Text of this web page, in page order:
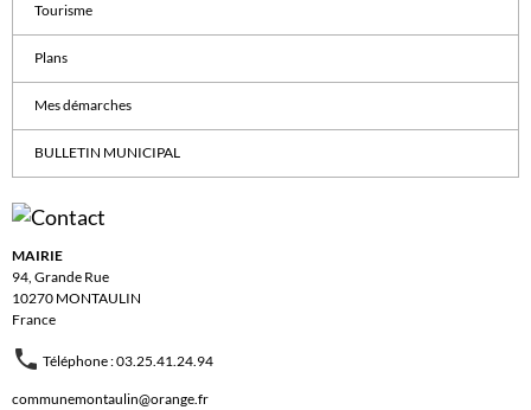
Tourisme
Plans
Mes démarches
BULLETIN MUNICIPAL
MAIRIE
94, Grande Rue
10270 MONTAULIN
France
Téléphone : 03.25.41.24.94
communemontaulin@orange.fr